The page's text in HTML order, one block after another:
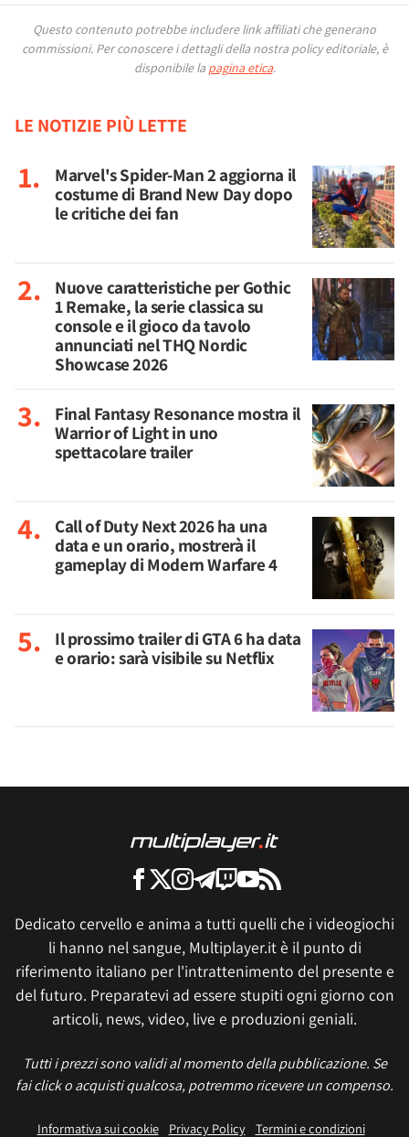
Questo contenuto potrebbe includere link affiliati che generano
commissioni. Per conoscere i dettagli della nostra policy editoriale, è
disponibile la pagina etica.
LE NOTIZIE PIÙ LETTE
Marvel's Spider-Man 2 aggiorna il
costume di Brand New Day dopo
le critiche dei fan
Nuove caratteristiche per Gothic
1 Remake, la serie classica su
console e il gioco da tavolo
annunciati nel THQ Nordic
Showcase 2026
Final Fantasy Resonance mostra il
Warrior of Light in uno
spettacolare trailer
Call of Duty Next 2026 ha una
data e un orario, mostrerà il
gameplay di Modern Warfare 4
Il prossimo trailer di GTA 6 ha data
e orario: sarà visibile su Netflix
Dedicato cervello e anima a tutti quelli che i videogiochi
li hanno nel sangue, Multiplayer.it è il punto di
riferimento italiano per l'intrattenimento del presente e
del futuro. Preparatevi ad essere stupiti ogni giorno con
articoli, news, video, live e produzioni geniali.
Tutti i prezzi sono validi al momento della pubblicazione. Se
fai click o acquisti qualcosa, potremmo ricevere un compenso.
Informativa sui cookie Privacy Policy Termini e condizioni